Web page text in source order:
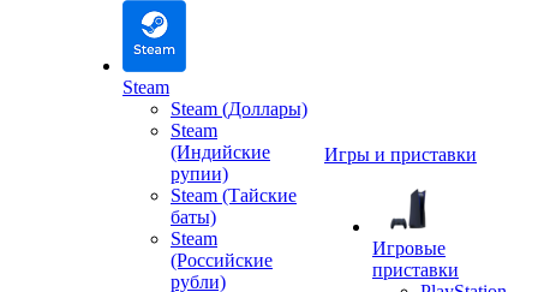
Steam
Steam (Доллары)
Steam
(Индийские
рупии)
Steam (Тайские
баты)
Steam
(Российские
рубли)
Игры и приставки
Игровые
приставки